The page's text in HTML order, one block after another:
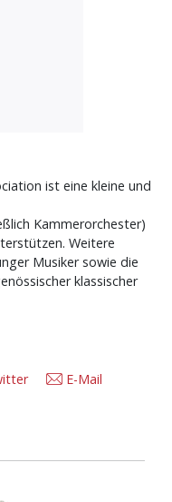
ist eine kleine und
Kammerorchester)
Weitere
Musiker sowie die
klassischer
E-Mail